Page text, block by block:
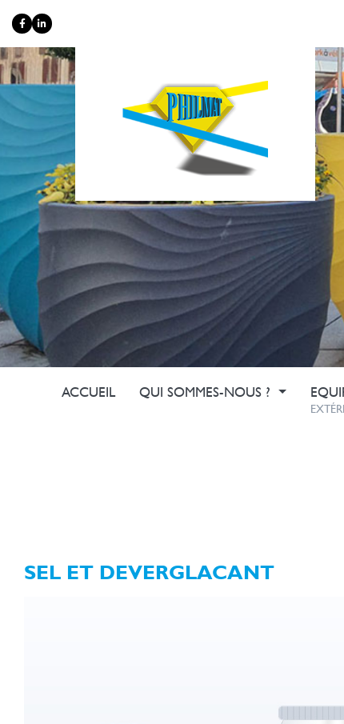
ACCUEIL QUI SOMMES-NOUS ?
SEL ET DEVERGLACANT